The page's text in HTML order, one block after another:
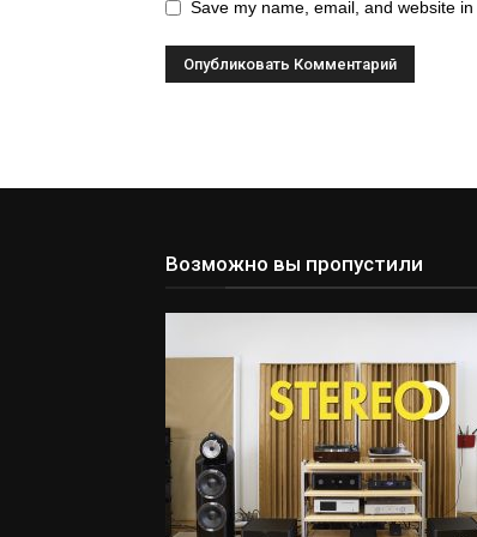
Save my name, email, and website
Возможно вы пропустили